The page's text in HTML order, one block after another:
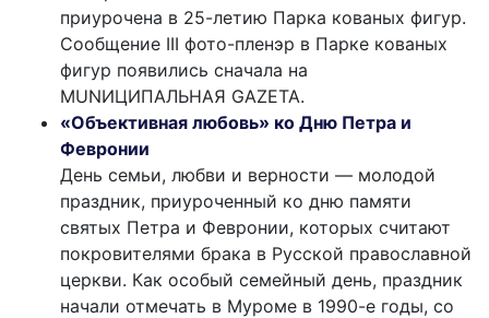
приурочена в 25-летию Парка кованых фигур.
Сообщение III фото-пленэр в Парке кованых
фигур появились сначала на
MUNИЦИПАЛЬНАЯ GAZЕТА.
«Объективная любовь» ко Дню Петра и
Февронии
День семьи, любви и верности — молодой
праздник, приуроченный ко дню памяти
святых Петра и Февронии, которых считают
покровителями брака в Русской православной
церкви. Как особый семейный день, праздник
начали отмечать в Муроме в 1990-е годы, со